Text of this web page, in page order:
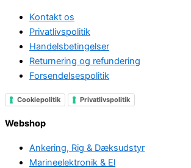
Kontakt os
Privatlivspolitik
Handelsbetingelser
Returnering og refundering
Forsendelsespolitik
Cookiepolitik Privatlivspolitik
Webshop
Ankering, Rig & Dæksudstyr
Marineelektronik & El